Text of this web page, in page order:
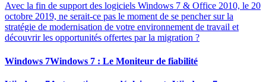
Avec la fin de support des logiciels Windows 7 & Office 2010, le 20
octobre 2019, ne serait-ce pas le moment de se pencher sur la
stratégie de modernisation de votre environnement de travail et
découvrir les opportunités offertes par la migration ?
Windows 7Windows 7 : Le Moniteur de fiabilité